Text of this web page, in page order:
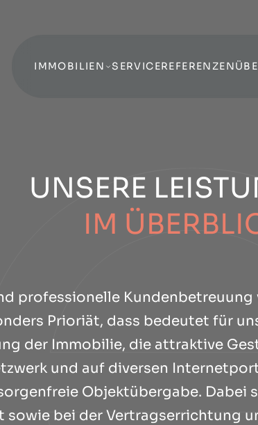
IMMOBILIEN SERVICEREFERENZEN
UNSERE
IM
professionelle
Prioriät, dass bedeutet für
der Immobilie, die attraktive
und auf diversen
Objektübergabe. Dabei
sowie bei der Vertragserrichtung